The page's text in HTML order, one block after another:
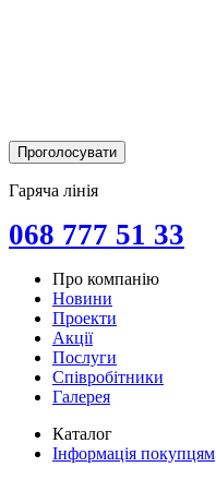
Гаряча лінія
068 777 51 33
Про компанію
Новини
Проекти
Акції
Послуги
Співробітники
Галерея
Каталог
Інформація покупцям